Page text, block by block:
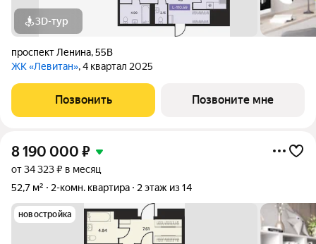
3D-тур
проспект Ленина,55В
ЖК «Левитан», 4 квартал 2025
Позвонить Позвоните мне
8 190 000 ₽
от 34 323 ₽ в месяц
52,7 м²
2-комн. квартира 2 этаж из 14
новостройка